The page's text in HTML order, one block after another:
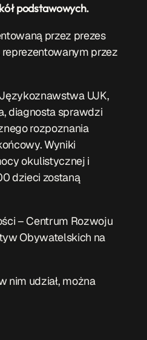
podstawowych.
przez prezes
przez
UJK,
diagnosta sprawdzi
rozpoznania
Wyniki
okulistycznej i
dzieci zostaną
– Centrum Rozwoju
Obywatelskich na
nim udział, można